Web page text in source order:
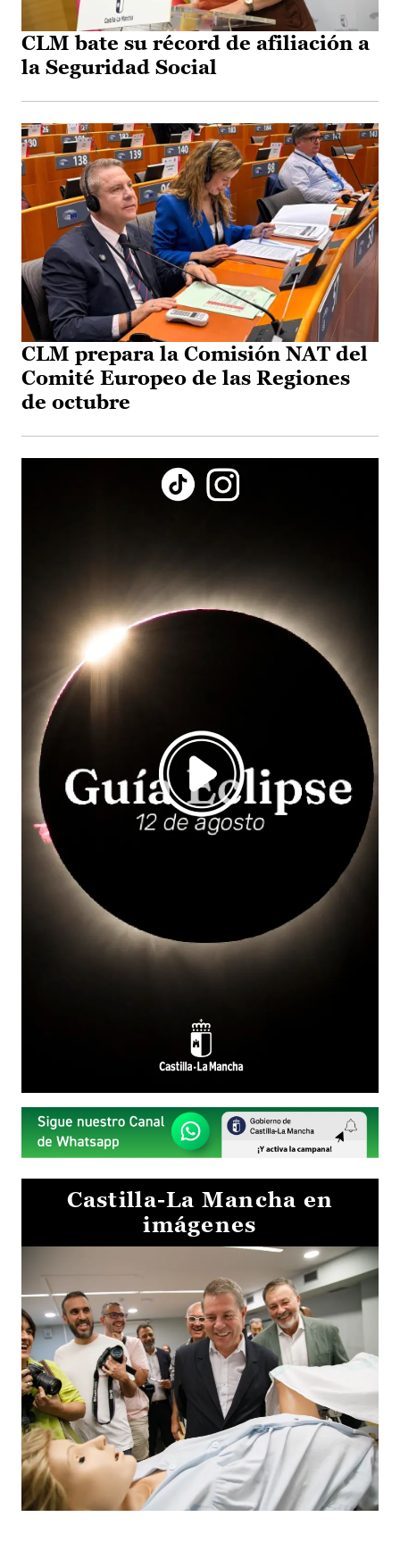
CLM bate su récord de afiliación a
la Seguridad Social
CLM prepara la Comisión NAT del
Comité Europeo de las Regiones
de octubre
Castilla-La Mancha en
imágenes